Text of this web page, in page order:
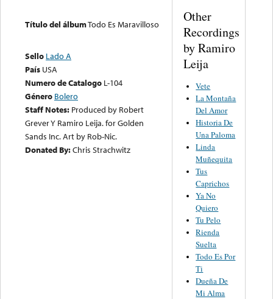
Título del álbumTodo Es Maravilloso
Sello Lado A
País USA
Numero de Catalogo L-104
Género Bolero
Staff Notes: Produced by Robert
Grever Y Ramiro Leija. for Golden
Sands Inc. Art by Rob-Nic.
Donated By:Chris Strachwitz
Other
Recordings
by Ramiro
Leija
Vete
La Montaña
Del Amor
Historia De
Una Paloma
Linda
Muñequita
Tus
Caprichos
Ya No
Quiero
Tu Pelo
Rienda
Suelta
Todo Es Por
Ti
Dueña De
Mi Alma